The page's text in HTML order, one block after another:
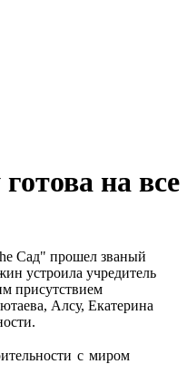
на все
Сад" прошел званый
устроила учредитель
присутствием
Алсу, Екатерина
с миром